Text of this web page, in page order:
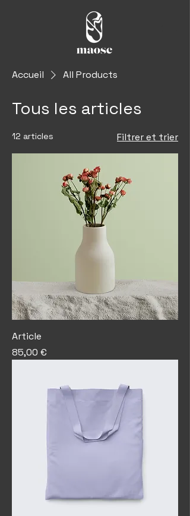
Accueil All Products
Tous les articles
12 articles Filtrer et trier
Article
Prix
85,00 €